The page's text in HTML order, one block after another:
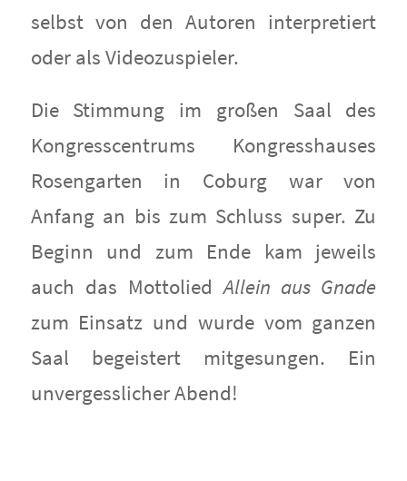
selbst von den Autoren interpretiert
oder als Videozuspieler.
Die Stimmung im großen Saal des
Kongresscentrums Kongresshauses
Rosengarten in Coburg war von
Anfang an bis zum Schluss super. Zu
Beginn und zum Ende kam jeweils
auch das MottoliedAllein aus Gnade
zum Einsatz und wurde vom ganzen
Saal begeistert mitgesungen. Ein
unvergesslicher Abend!